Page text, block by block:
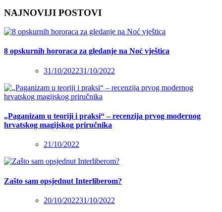
NAJNOVIJI POSTOVI
8 opskurnih hororaca za gledanje na Noć vještica
31/10/202231/10/2022
„Paganizam u teoriji i praksi“ – recenzija prvog modernog
hrvatskog magijskog priručnika
21/10/2022
Zašto sam opsjednut Interliberom?
20/10/202231/10/2022